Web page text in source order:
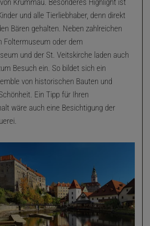
Krummau. Besonderes Highlight ist
und alle Tierliebhaber, denn direkt
Bären gehalten. Neben zahlreichen
Foltermuseum oder dem
und der St. Veitskirche laden auch
Besuch ein. So bildet sich ein
von historischen Bauten und
Ein Tipp für Ihren
wäre auch eine Besichtigung der